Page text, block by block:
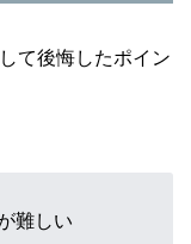
て後悔したポイン
難しい